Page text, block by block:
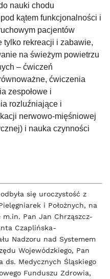
nauki chodu
kątem funkcjonalności i
pacjentów
tylko rekreacji i zabawie,
na świeżym powietrzu
– ćwiczeń
ćwiczenia
zespołowe i
rozluźniające i
nerwowo-mięśniowej
i nauka czynności
się uroczystość z
i Położnych, na
Pan Jan Chrząszcz-
Czaplińska-
Nadzoru nad Systemem
Wojewódzkiego, Pan
ds. Medycznych Śląskiego
Funduszu Zdrowia,